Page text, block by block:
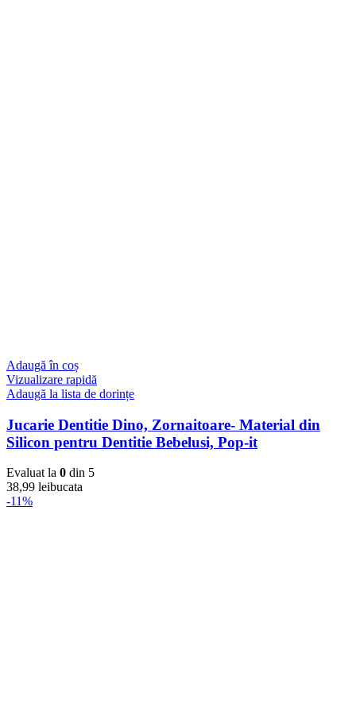
Adaugă în coș
Vizualizare rapidă
Adaugă la lista de dorințe
Jucarie Dentitie Dino, Zornaitoare- Material din
Silicon pentru Dentitie Bebelusi, Pop-it
Evaluat la 0 din 5
38,99 leibucata
-11%